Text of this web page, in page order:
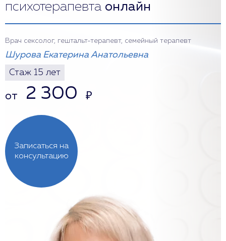
психотерапевта онлайн
Записаться на
консультацию
Врач сексолог, гештальт-терапевт, семейный терапевт
Шурова Екатерина Анатольевна
Стаж 15 лет
от 2 300 ₽